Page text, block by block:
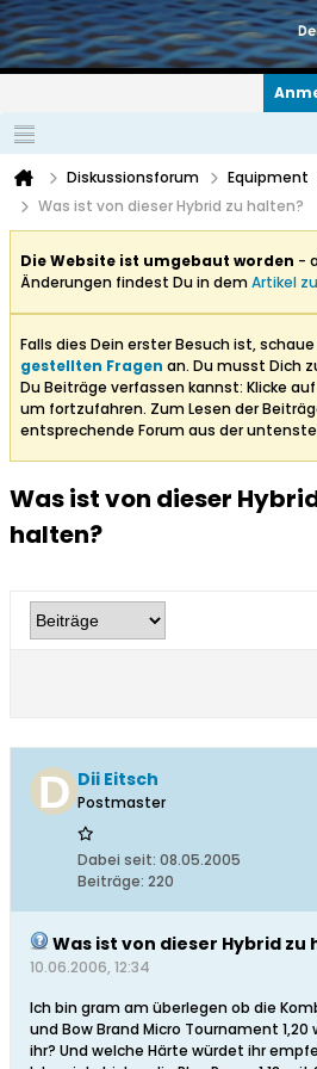
Diskussionsforum Equipment
Was ist von dieser Hybrid zu halten?
Die Website ist umgebaut worden -
Änderungen findest Du in demArtikel
Falls dies Dein erster Besuch ist,
gestellten Fragen an. Du musst Dich
Du Beiträge verfassen kannst: Klicke
um fortzufahren. Zum Lesen der
entsprechende Forum aus der
Was ist von dieser
halten?
Dii Eitsch
Postmaster
Dabei seit: 08.05.2005
Beiträge: 220
Was ist von dieser Hybrid zu
10.06.2006, 12:34
Ich bin gram am überlegen ob die
und Bow Brand Micro Tournament
ihr? Und welche Härte würdet ihr